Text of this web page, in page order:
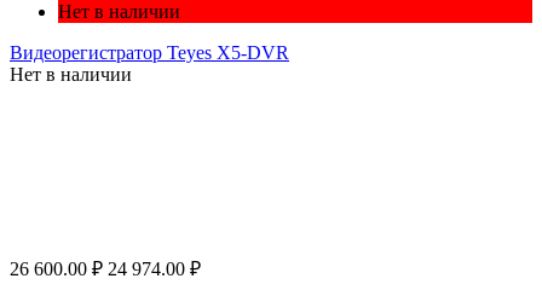
Нет в наличии
Видеорегистратор Teyes X5-DVR
Нет в наличии
26 600.00 ₽ 24 974.00 ₽